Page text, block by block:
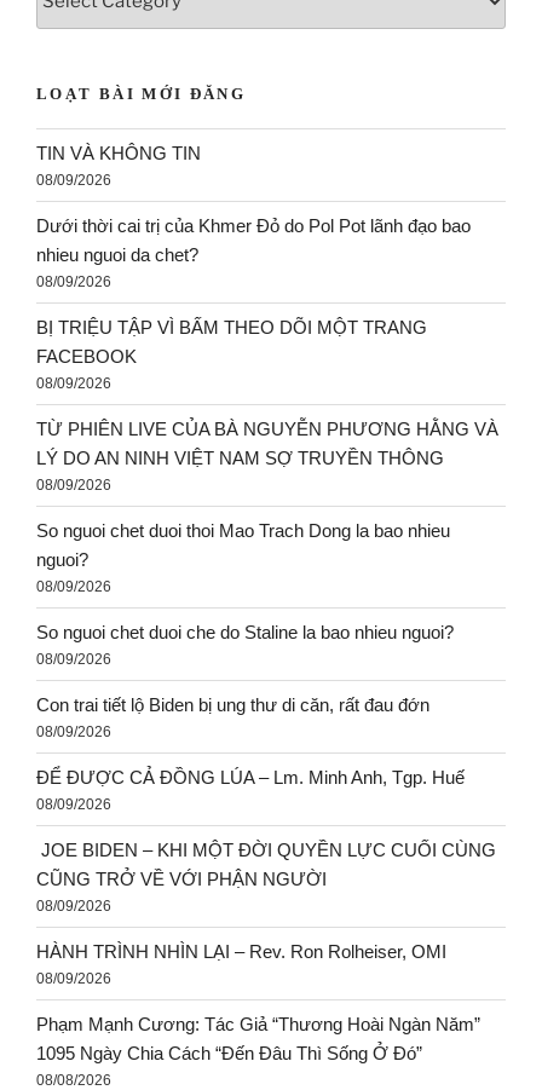
LOẠT BÀI MỚI ĐĂNG
TIN VÀ KHÔNG TIN
08/09/2026
Dưới thời cai trị của Khmer Đỏ do Pol Pot lãnh đạo bao
nhieu nguoi da chet?
08/09/2026
BỊ TRIỆU TẬP VÌ BẤM THEO DÕI MỘT TRANG
FACEBOOK
08/09/2026
TỪ PHIÊN LIVE CỦA BÀ NGUYỄN PHƯƠNG HẰNG VÀ
LÝ DO AN NINH VIỆT NAM SỢ TRUYỀN THÔNG
08/09/2026
So nguoi chet duoi thoi Mao Trach Dong la bao nhieu
nguoi?
08/09/2026
So nguoi chet duoi che do Staline la bao nhieu nguoi?
08/09/2026
Con trai tiết lộ Biden bị ung thư di căn, rất đau đớn
08/09/2026
ĐỂ ĐƯỢC CẢ ĐỒNG LÚA – Lm. Minh Anh, Tgp. Huế
08/09/2026
JOE BIDEN – KHI MỘT ĐỜI QUYỀN LỰC CUỐI CÙNG
CŨNG TRỞ VỀ VỚI PHẬN NGƯỜI
08/09/2026
HÀNH TRÌNH NHÌN LẠI – Rev. Ron Rolheiser, OMI
08/09/2026
Phạm Mạnh Cương: Tác Giả “Thương Hoài Ngàn Năm”
1095 Ngày Chia Cách “Đến Đâu Thì Sống Ở Đó”
08/08/2026